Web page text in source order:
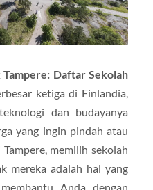
Daftar Sekolah
ketiga di Finlandia,
dan budayanya
yang ingin pindah atau
Tampere, memilih sekolah
mereka adalah hal yang
Anda dengan